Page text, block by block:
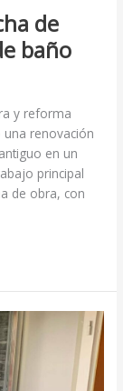
de
baño
y reforma
renovación
en un
principal
de obra, con